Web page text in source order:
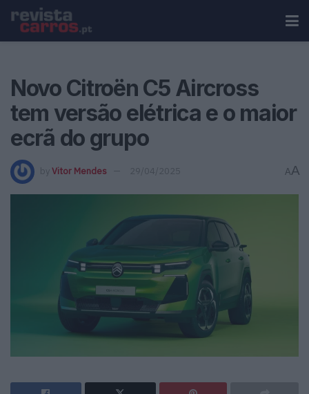
Novo Citroën C5 Aircross
tem versão elétrica e o maior
ecrã do grupo
by Vitor Mendes 29/04/2025 AA